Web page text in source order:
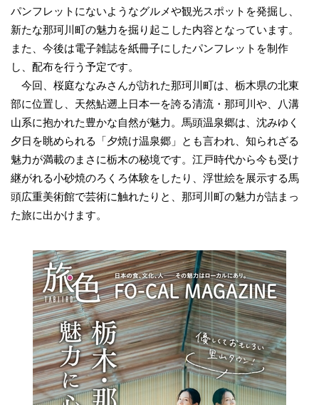
パンフレットにないようなグルメや観光スポットを発掘し、
新たな那珂川町の魅力を掘り起こした内容となっています。
また、今後は電子雑誌を紙冊子にしたパンフレットを制作
し、配布を行う予定です。
今回、桜庭ななみさんが訪れた那珂川町は、栃木県の北東
部に位置し、天然鮎遡上日本一を誇る清流・那珂川や、八溝
山系に抱かれた豊かな自然が魅力。馬頭温泉郷は、沈みゆく
夕日を眺められる「夕焼け温泉郷」とも言われ、知られざる
魅力が満載のまさに栃木の秘境です。江戸時代から今も受け
継がれる小砂焼のろくろ体験をしたり、浮世絵を展示する馬
頭広重美術館で芸術に触れたりと、那珂川町の魅力が詰まっ
た旅に出かけます。